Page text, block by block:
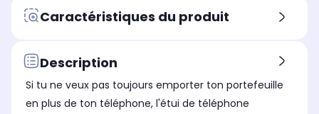
Caractéristiques du produit
Description
Si tu ne veux pas toujours emporter ton portefeuille
en plus de ton téléphone, l'étui de téléphone